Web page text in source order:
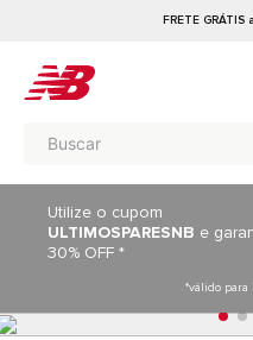
FRETE
Utilize o cupom
ULTIMOSPARESNB e
30% OFF *
*válido para